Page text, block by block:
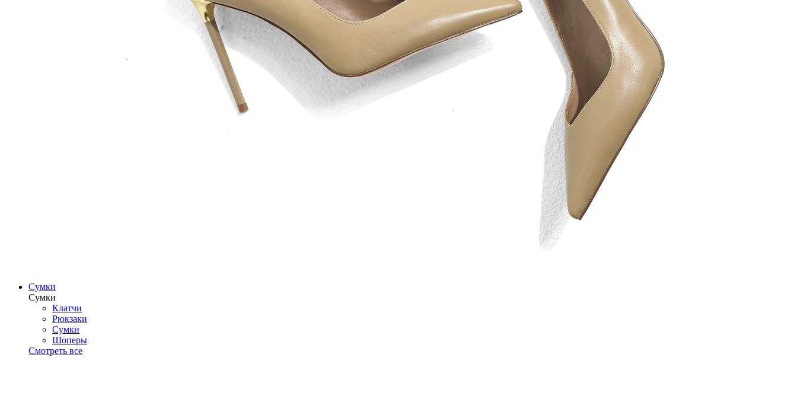
Сумки
Сумки
Клатчи
Рюкзаки
Сумки
Шоперы
Смотреть все